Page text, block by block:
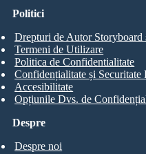
Despre
Despre noi
Politici
Drepturi de Autor Storyboard
Termeni de Utilizare
Politica de Confidentialitate
Confidențialitate și Securitate
Accesibilitate
Opțiunile Dvs. de